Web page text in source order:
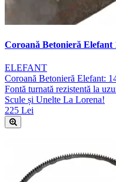
Coroană Betonieră Elefant
ELEFANT
Coroană Betonieră Elefant:
Fontă turnată rezistentă la
Scule și Unelte La Lorena!
225 Lei